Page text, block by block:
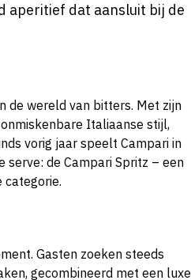
aperitief dat aansluit bij de
de wereld van bitters. Met zijn
Italiaanse stijl,
vorig jaar speelt Campari in
de Campari Spritz – een
Gasten zoeken steeds
gecombineerd met een luxe